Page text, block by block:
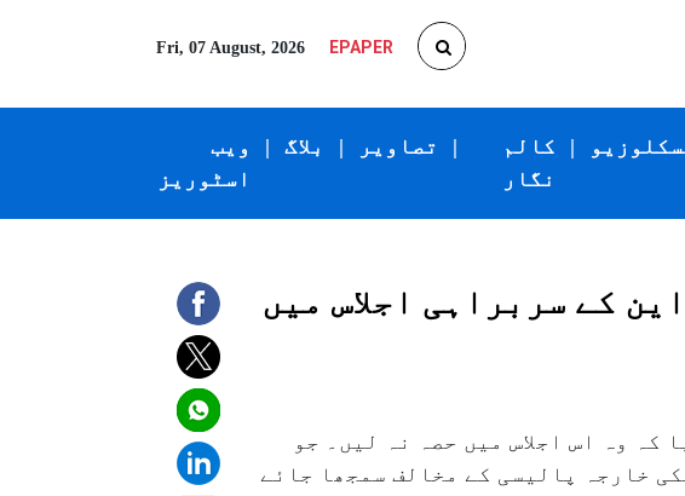
Fri, 07 August, 2026 EPAPER
ویب
اسٹوریز
| بلاگ | تصاویر |
کالم
نگار
|
کے سربراہی اجلاس میں
وہ اس اجلاس میں حصہ نہ لیں۔ جو
خارجہ پالیسی کے مخالف سمجھا جائے